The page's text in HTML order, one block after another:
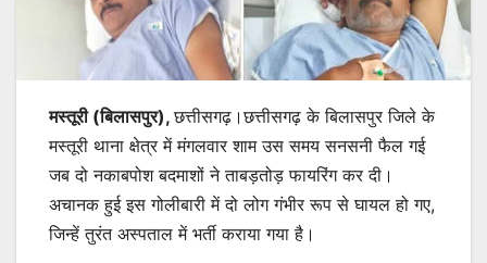
मस्तूरी (बिलासपुर),छत्तीसगढ़।छत्तीसगढ़ के बिलासपुर जिले के
मस्तूरी थाना क्षेत्र में मंगलवार शाम उस समय सनसनी फैल गई
जब दो नकाबपोश बदमाशों ने ताबड़तोड़ फायरिंग कर दी।
अचानक हुई इस गोलीबारी में दो लोग गंभीर रूप से घायल हो गए,
जिन्हें तुरंत अस्पताल में भर्ती कराया गया है।